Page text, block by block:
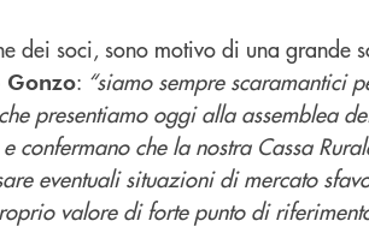
dei soci, sono motivo di una grande
Gonzo: “siamo sempre scaramantici
presentiamo oggi alla assemblea
confermano che la nostra Cassa
eventuali situazioni di mercato
valore di forte punto di